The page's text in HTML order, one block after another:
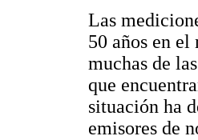
Las
50 años en
muchas de
que
situación ha
emisores de